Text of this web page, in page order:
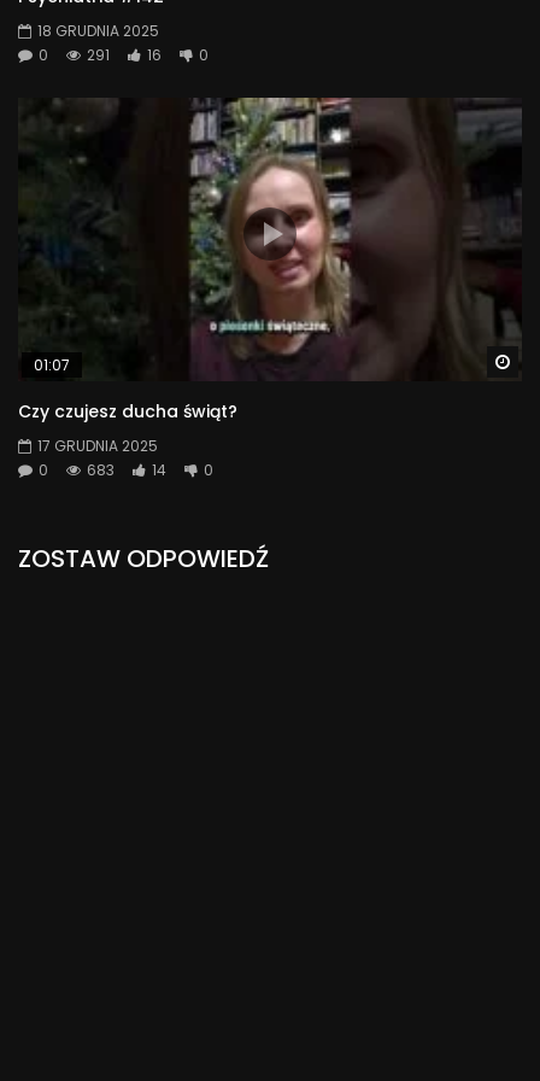
18 GRUDNIA 2025
0
291 16 0
01:07
Czy czujesz ducha świąt?
17 GRUDNIA 2025
0
683 14 0
ZOSTAW ODPOWIEDŹ